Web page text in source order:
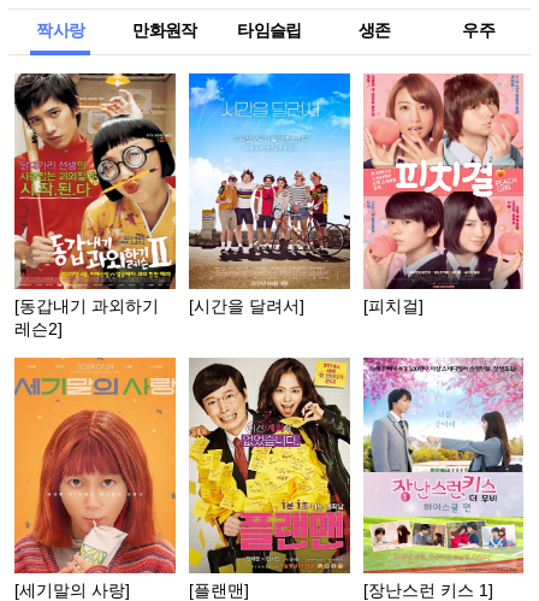
짝사랑 만화원작 타임슬립 생존 우주
[동갑내기 과외하기
레슨2]
[시간을 달려서] [피치걸]
[세기말의 사랑] [플랜맨] [장난스런 키스 1]